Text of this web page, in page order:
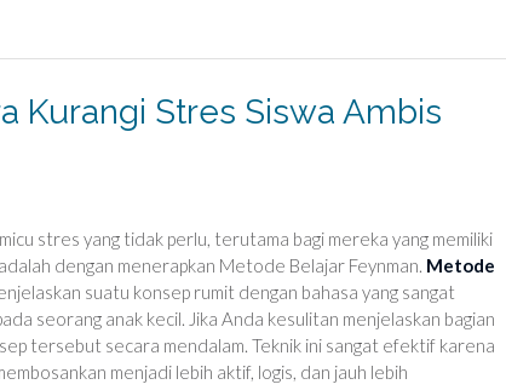
Kurangi Stres Siswa Ambis
stres yang tidak perlu, terutama bagi mereka yang memiliki
dengan menerapkan Metode Belajar Feynman. Metode
suatu konsep rumit dengan bahasa yang sangat
seorang anak kecil. Jika Anda kesulitan menjelaskan bagian
tersebut secara mendalam. Teknik ini sangat efektif karena
menjadi lebih aktif, logis, dan jauh lebih